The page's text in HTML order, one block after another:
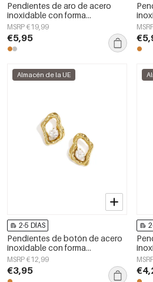
Pendientes de aro de acero
inoxidable con forma
geométrica, sencillos, de la
serie Daily Simple, joyería para
mujer.
MSRP €19,99
€5,95
la
Almacén de la UE
2-5 DÍAS
Pendientes de botón de acero
inoxidable con forma
geométrica, sencillos, de la
serie Daily Simple, joyería para
mujer.
MSRP €12,99
€3,95